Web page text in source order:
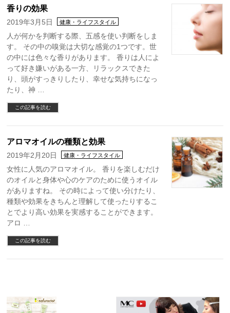
香りの効果
2019年3月5日 健康・ライフスタイル
人が何かを判断する際、五感を使い判断をしま
す。 その中の嗅覚は大切な感覚の1つです。世
の中には色々な香りがあります。 香りは人によ
って好き嫌いがある一方、リラックスできた
り、頭がすっきりしたり、幸せな気持ちになっ
たり、神 …
この記事を読む
アロマオイルの種類と効果
2019年2月20日 健康・ライフスタイル
女性に人気のアロマオイル。 香りを楽しむだけ
のオイルと身体や心のケアのために使うオイル
がありますね。 その時によって使い分けたり、
種類や効果をきちんと理解して使ったりするこ
とでより高い効果を実感することができます。
アロ …
この記事を読む